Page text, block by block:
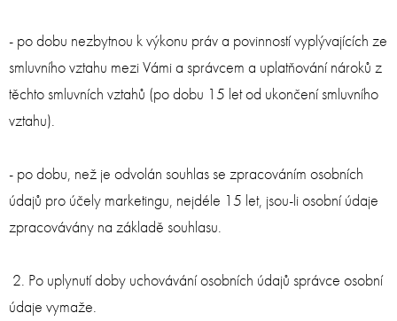
- po dobu nezbytnou k výkonu práv a povinností vyplývajících ze
smluvního vztahu mezi Vámi a správcem a uplatňování nároků z
těchto smluvních vztahů (po dobu 15 let od ukončení smluvního
vztahu).
- po dobu, než je odvolán souhlas se zpracováním osobních
údajů pro účely marketingu, nejdéle 15 let, jsou-li osobní údaje
zpracovávány na základě souhlasu.
2. Po uplynutí doby uchovávání osobních údajů správce osobní
údaje vymaže.